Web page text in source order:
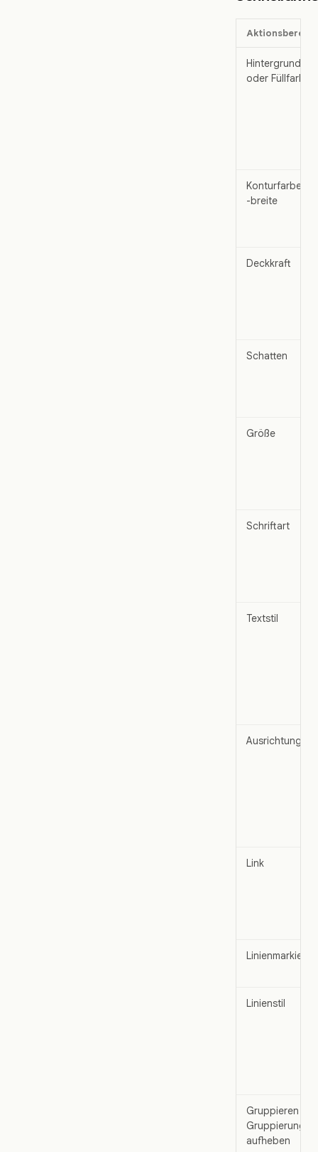
Aktionsbereich
Hintergrund-
oder Füllfarbe
Konturfarbe
-breite
Deckkraft
Schatten
Größe
Schriftart
Textstil
Ausrichtung
Link
Linienstil
Gruppieren
Gruppierung
aufheben